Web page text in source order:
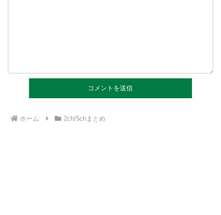
ホーム 2ch/5chまとめ